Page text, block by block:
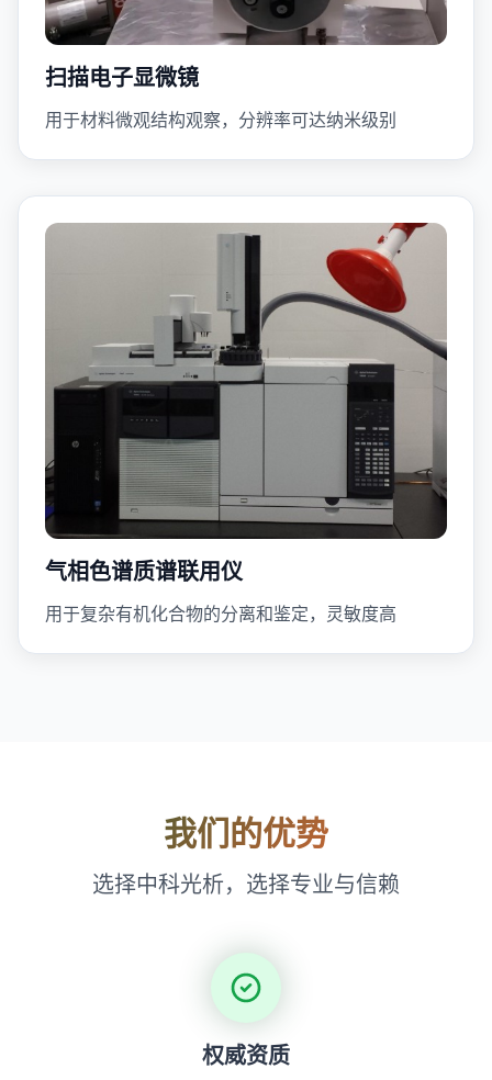
扫描电子显微镜
用于材料微观结构观察，分辨率可达纳米级别
气相色谱质谱联用仪
用于复杂有机化合物的分离和鉴定，灵敏度高
我们的优势
选择中科光析，选择专业与信赖
权威资质